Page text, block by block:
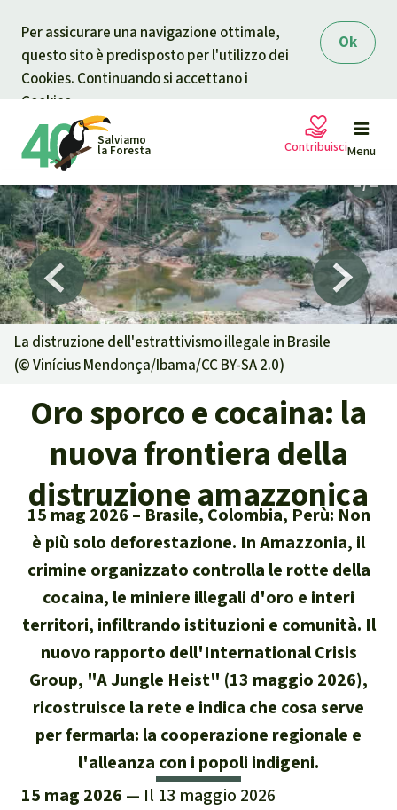
Ok
Per assicurare una navigazione ottimale,
questo sito è predisposto per l'utilizzo dei
Cookies. Continuando si accettano i
Cookies.
Salviamo
la Foresta Menu
Petizioni
Progetti
Informazioni
Informati
Attualità
Risultati
Temi principali
Foresta tropicale
Biomassa e Bioenergia
Legno Tropicale
Olio di palma
Allevamenti industriali
Biodiversità
Miniere
Landgrabbing
Chi siamo
40 anni di Salviamo la Foresta
Contattaci
Trasparenza
Sede legale
Cerca
Italiano
Deutsch
English
Español
Français
Português
Indonesia
Contribuisci
La tua donazione aiuta
Sostieni Salviamo la Foresta
Donazione urgente
Protezione degli animali
Difensore e difensori delle foreste
In difesa della foresta
Donazione per una regione
particolare
America Latina
Africa
Sud-est asiatico
La distruzione dell'estrattivismo illegale in Brasile
(©Vinícius Mendonça/Ibama/CC BY-SA 2.0)
Oro sporco e cocaina: la
nuova frontiera della
distruzione amazzonica
15 mag 2026
Brasile, Colombia, Perù: Non
è più solo deforestazione. In Amazzonia, il
crimine organizzato controlla le rotte della
cocaina, le miniere illegali d'oro e interi
territori, infiltrando istituzioni e comunità. Il
nuovo rapporto dell'International Crisis
Group, "A Jungle Heist" (13 maggio 2026),
ricostruisce la rete e indica che cosa serve
per fermarla: la cooperazione regionale e
l'alleanza con i popoli indigeni.
15 mag 2026 — Il 13 maggio 2026